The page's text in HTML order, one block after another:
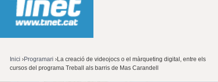
v
Esteu
Inici ›Programari ›La creació de videojocs o el màrqueting digital, entre els
cursos del programa Treball als barris de Mas Carandell